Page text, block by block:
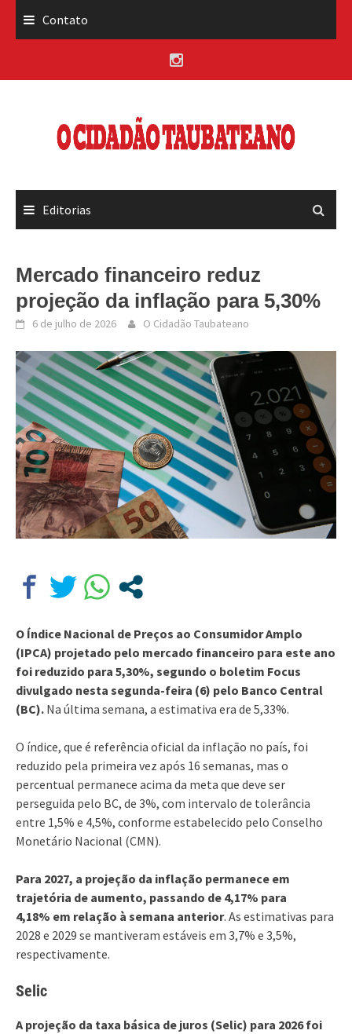
Contato
Editorias
Mercado financeiro reduz
projeção da inflação para 5,30%
6 de julho de 2026 O Cidadão Taubateano
O Índice Nacional de Preços ao Consumidor Amplo
(IPCA) projetado pelo mercado financeiro para este ano
foi reduzido para 5,30%, segundo o boletim Focus
divulgado nesta segunda-feira (6) pelo Banco Central
(BC). Na última semana, a estimativa era de 5,33%.
O índice, que é referência oficial da inflação no país, foi
reduzido pela primeira vez após 16 semanas, mas o
percentual permanece acima da meta que deve ser
perseguida pelo BC, de 3%, com intervalo de tolerância
entre 1,5% e 4,5%, conforme estabelecido pelo Conselho
Monetário Nacional (CMN).
Para 2027, a projeção da inflação permanece em
trajetória de aumento, passando de 4,17% para
4,18% em relação à semana anterior. As estimativas para
2028 e 2029 se mantiveram estáveis em 3,7% e 3,5%,
respectivamente.
Selic
A projeção da taxa básica de juros (Selic) para 2026 foi